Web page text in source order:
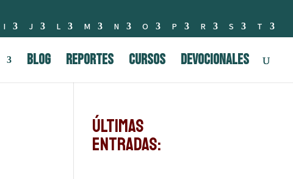
I J L M N O P R S T
BLOG Reportes Cursos Devocionales
Últimas
Entradas: